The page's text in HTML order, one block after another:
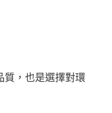
質，也是選擇對環